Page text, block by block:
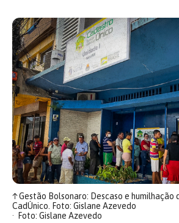
↑Gestão Bolsonaro: Descaso e humilhação
CadÚnico. Foto: Gislane Azevedo
Foto: Gislane Azevedo